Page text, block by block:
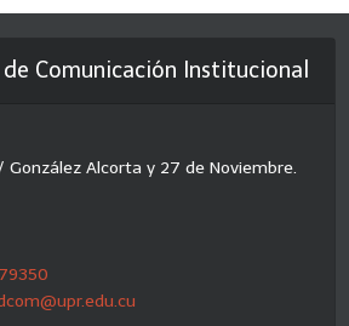
Comunicación Institucional
Alcorta y 27 de Noviembre.